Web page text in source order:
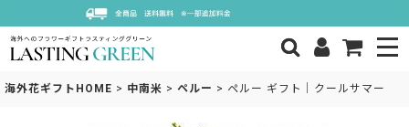
海外花ギフトHOME > 中南米 > ペルー > ペルー ギフト｜クールサマー